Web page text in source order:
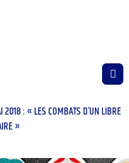
2018 : « LES COMBATS D’UN LIBRE
»